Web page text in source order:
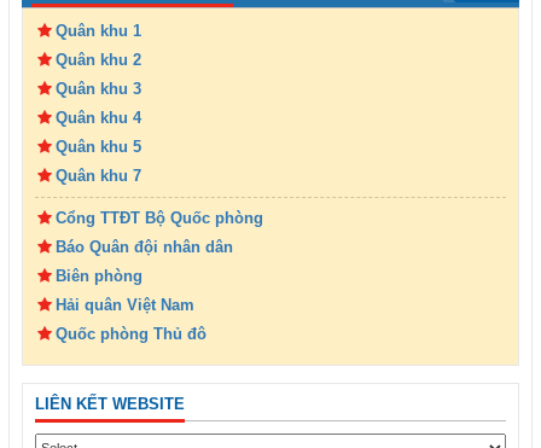
Quân khu 1
Quân khu 2
Quân khu 3
Quân khu 4
Quân khu 5
Quân khu 7
Cổng TTĐT Bộ Quốc phòng
Báo Quân đội nhân dân
Biên phòng
Hải quân Việt Nam
Quốc phòng Thủ đô
LIÊN KẾT WEBSITE